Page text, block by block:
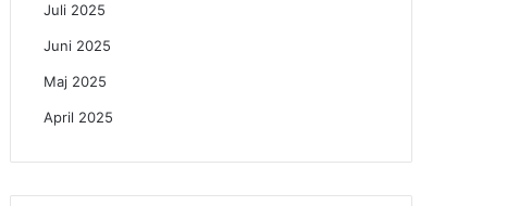
Juli 2025
Juni 2025
Maj 2025
April 2025